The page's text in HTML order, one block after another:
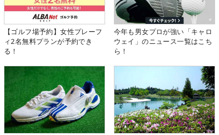
【ゴルフ場予約】女性プレーフ
ィ2名無料プランが予約でき
る！
今年も男女プロが強い「キャロ
ウェイ」のニュース一覧はこち
ら！